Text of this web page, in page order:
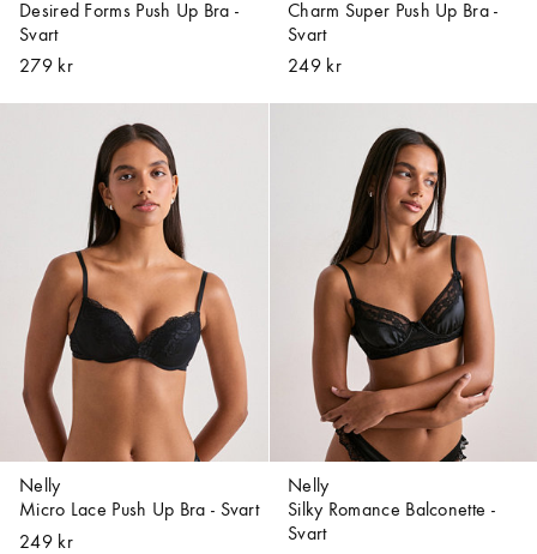
Desired Forms Push Up Bra -
Svart
279 kr
Charm Super Push Up Bra -
Svart
249 kr
Nelly
Micro Lace Push Up Bra - Svart
249 kr
Nelly
Silky Romance Balconette -
Svart